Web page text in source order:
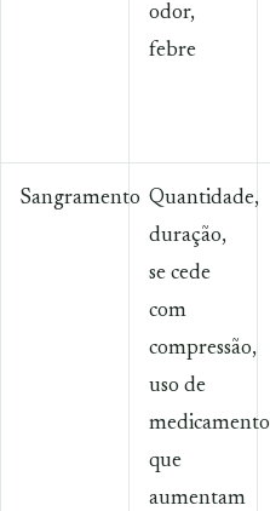
odor,
febre
Sangramento Quantidade,
duração,
se cede
com
compressão,
uso de
que
aumentam